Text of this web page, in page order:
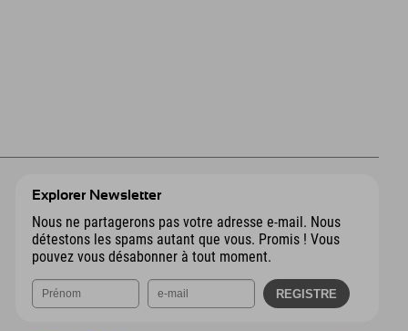
Explorer Newsletter
Nous ne partagerons pas votre adresse e-mail. Nous
détestons les spams autant que vous. Promis ! Vous
pouvez vous désabonner à tout moment.